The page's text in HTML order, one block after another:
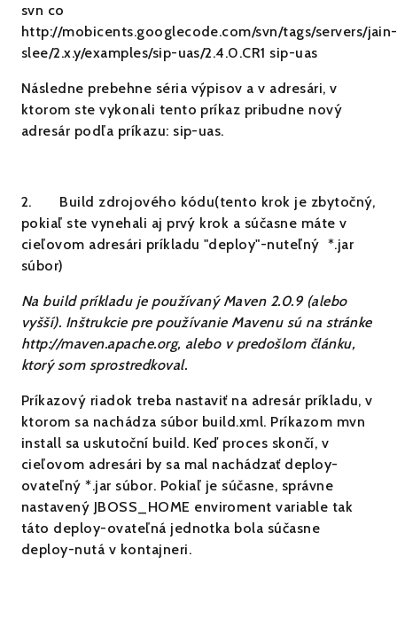
svn co
http://mobicents.googlecode.com/svn/tags/servers/jain-
slee/2.x.y/examples/sip-uas/2.4.0.CR1 sip-uas
Následne prebehne séria výpisov a v adresári, v
ktorom ste vykonali tento príkaz pribudne nový
adresár podľa príkazu: sip-uas.
2.
Build zdrojového kódu(tento krok je zbytočný,
pokiaľ ste vynehali aj prvý krok a súčasne máte v
cieľovom adresári príkladu "deploy"-nuteľný *.jar
súbor)
Na build príkladu je používaný Maven 2.0.9 (alebo
vyšší). Inštrukcie pre používanie Mavenu sú na stránke
http://maven.apache.org, alebo v predošlom článku,
ktorý som sprostredkoval.
Príkazový riadok treba nastaviť na adresár príkladu, v
ktorom sa nachádza súbor build.xml. Príkazom mvn
install sa uskutoční build. Keď proces skončí, v
cieľovom adresári by sa mal nachádzať deploy-
ovateľný *.jar súbor. Pokiaľ je súčasne, správne
nastavený JBOSS_HOME enviroment variable tak
táto deploy-ovateľná jednotka bola súčasne
deploy-nutá v kontajneri.